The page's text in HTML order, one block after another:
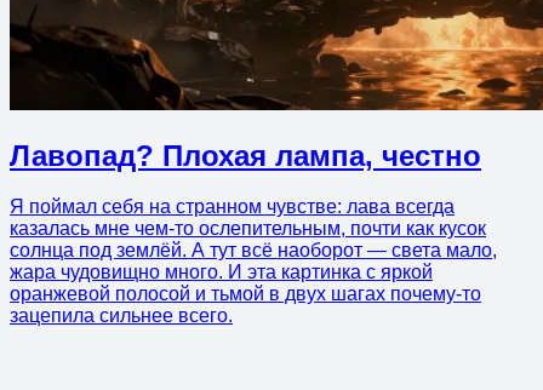
Лавопад? Плохая лампа, честно
Я поймал себя на странном чувстве: лава всегда
казалась мне чем-то ослепительным, почти как кусок
солнца под землёй. А тут всё наоборот — света мало,
жара чудовищно много. И эта картинка с яркой
оранжевой полосой и тьмой в двух шагах почему-то
зацепила сильнее всего.